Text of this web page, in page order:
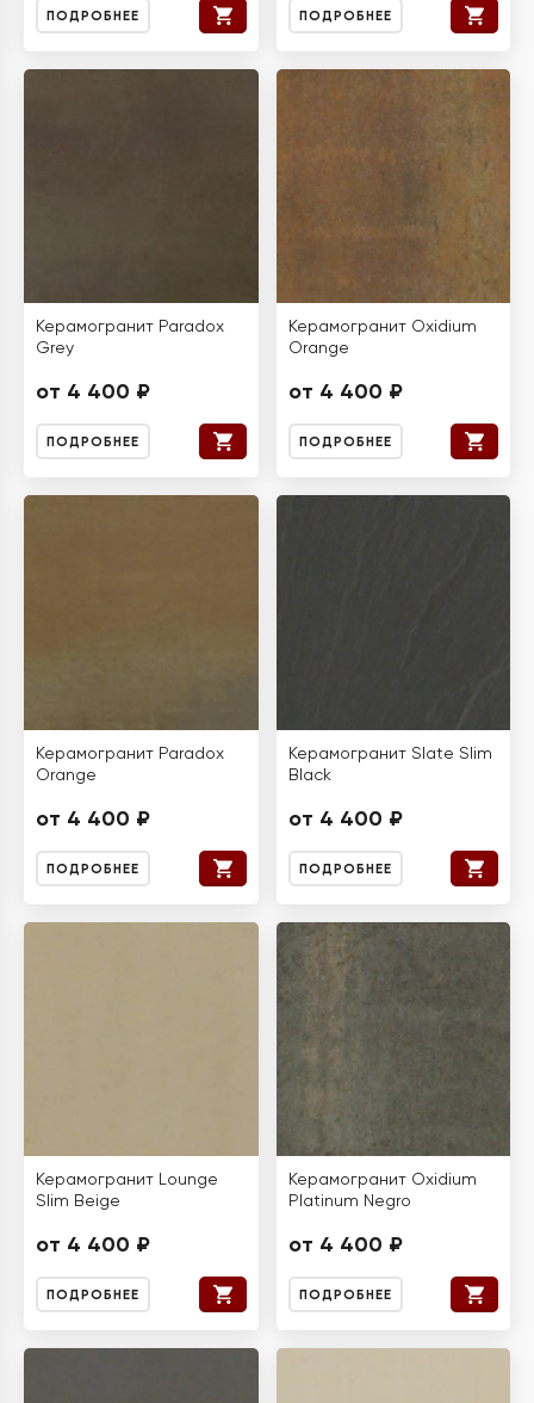
ПОДРОБНЕЕ ПОДРОБНЕЕ
Керамогранит Paradox
Grey
от 4 400 ₽
ПОДРОБНЕЕ
Керамогранит Oxidium
Orange
от 4 400 ₽
ПОДРОБНЕЕ
Керамогранит Paradox
Orange
от 4 400 ₽
ПОДРОБНЕЕ
Керамогранит Slate Slim
Black
от 4 400 ₽
ПОДРОБНЕЕ
Керамогранит Lounge
Slim Beige
от 4 400 ₽
ПОДРОБНЕЕ
Керамогранит Oxidium
Platinum Negro
от 4 400 ₽
ПОДРОБНЕЕ